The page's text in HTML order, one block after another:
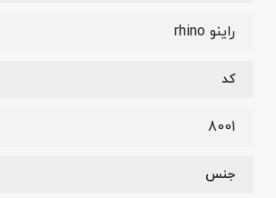
راینو rhino
کد
8001
جنس